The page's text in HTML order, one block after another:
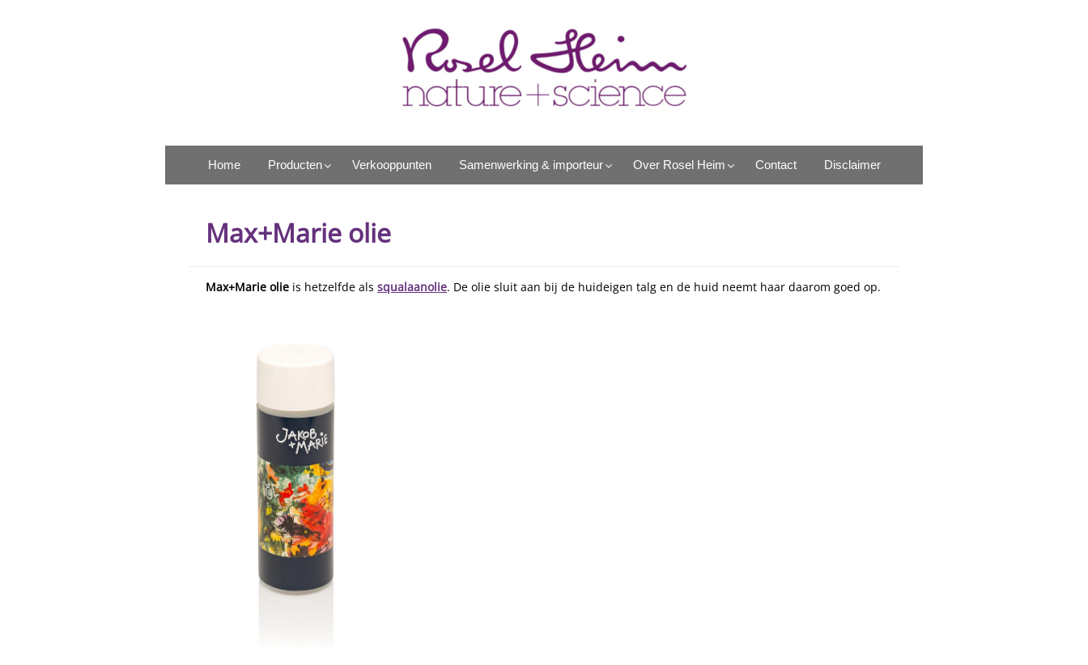
Rosel Heim Benelux
Home Producten Verkooppunten Samenwerking & importeur Over Rosel Heim Contact Disclaimer
Max+Marie olie
Max+Marie olie is hetzelfde alssqualaanolie. De olie sluit aan bij de huideigen talg en de huid neemt haar daarom goed op.